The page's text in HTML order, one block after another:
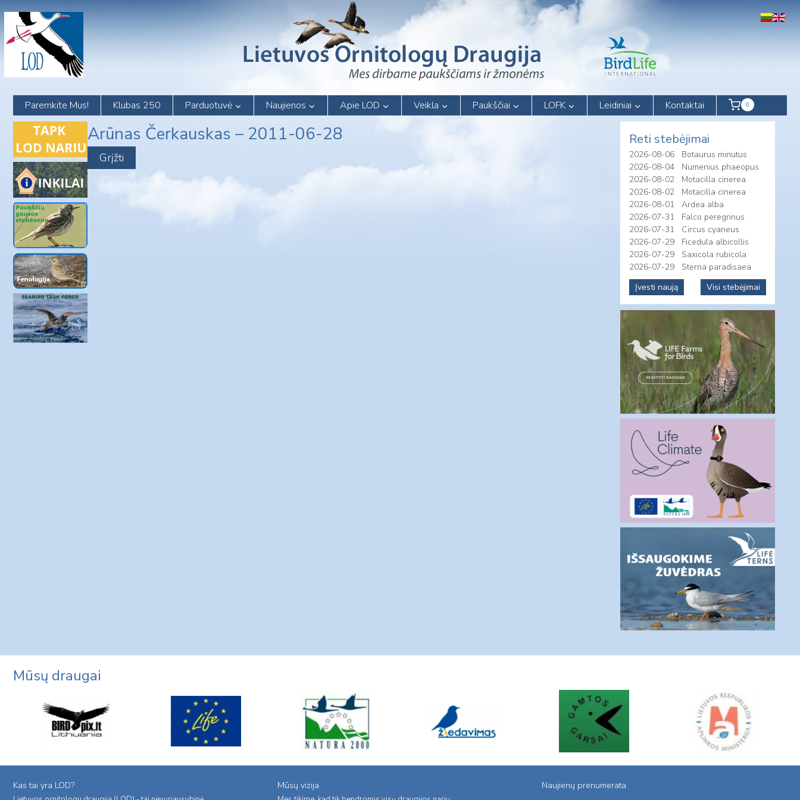
content
Paremkite Mus! Klubas 250 Parduotuvė Naujienos Apie LOD Veikla Paukščiai LOFK Leidiniai Kontaktai 0
Arūnas Čerkauskas – 2011-06-28 Reti stebėjimai
2026-08-06
Botaurus minutus
2026-08-04
Numenius phaeopus
2026-08-02
Motacilla cinerea
2026-08-02
Motacilla cinerea
2026-08-01
Ardea alba
2026-07-31
Falco peregrinus
2026-07-31
Circus cyaneus
2026-07-29
Ficedula albicollis
2026-07-29
Saxicola rubicola
2026-07-29
Sterna paradisaea
Įvesti naują
Visi stebėjimai
Mūsų draugai
Kas tai yra LOD? Mūsų vizija Naujienų prenumerata